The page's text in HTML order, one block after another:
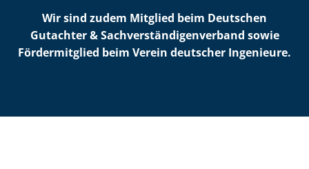
Wir sind zudem Mitglied beim Deutschen
Gutachter & Sach­ver­stän­di­gen­ver­band sowie
Fördermitglied beim Verein deutscher Ingenieure.